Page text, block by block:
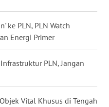
ke PLN, PLN Watch
Energi Primer
PLN, Jangan
Vital Khusus di Tengah